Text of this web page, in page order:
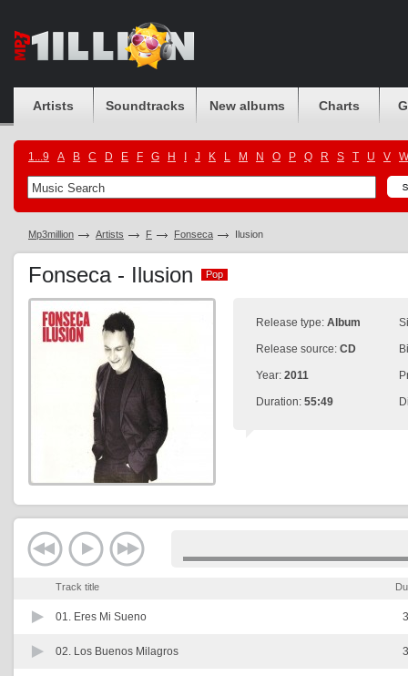
Artists Soundtracks New albums Charts
1...9 A B C D E F G H J K L M N O P Q R S T U V W
Mp3million Artists F Fonseca Ilusion
Fonseca - Ilusion Pop
Pop
Release type: Album
Release source: CD
Year: 2011
Duration: 55:49
Track title
01. Eres Mi Sueno
02. Los Buenos Milagros